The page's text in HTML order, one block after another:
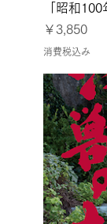
「昭和
価格
￥3,850
消費税込み